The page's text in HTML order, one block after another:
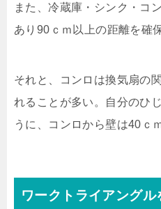
また、冷蔵庫・シンク・コ
あり90ｃｍ以上の距離を確
それと、コンロは換気扇の
れることが多い。自分のひ
うに、コンロから壁は40ｃ
ワークトライアング